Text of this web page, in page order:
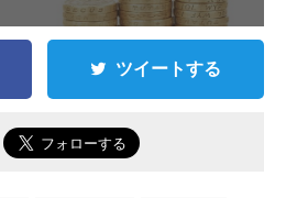
ツイートする